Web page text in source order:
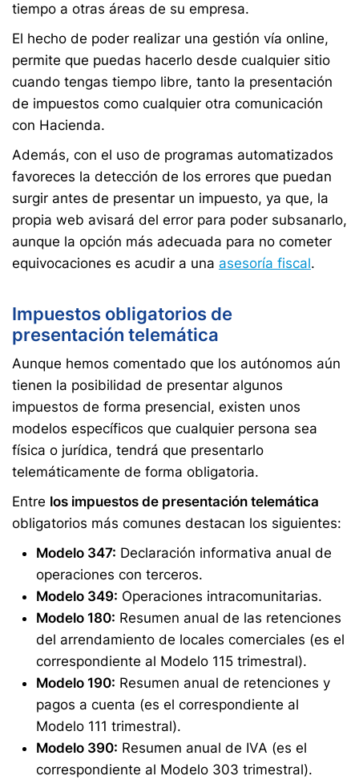
tiempo a otras áreas de su empresa.
El hecho de poder realizar una gestión vía online,
permite que puedas hacerlo desde cualquier sitio
cuando tengas tiempo libre, tanto la presentación
de impuestos como cualquier otra comunicación
con Hacienda.
Además, con el uso de programas automatizados
favoreces la detección de los errores que puedan
surgir antes de presentar un impuesto, ya que, la
propia web avisará del error para poder subsanarlo,
aunque la opción más adecuada para no cometer
equivocaciones es acudir a una asesoría fiscal.
Impuestos obligatorios de
presentación telemática
Aunque hemos comentado que los autónomos aún
tienen la posibilidad de presentar algunos
impuestos de forma presencial, existen unos
modelos específicos que cualquier persona sea
física o jurídica, tendrá que presentarlo
telemáticamente de forma obligatoria.
Entre los impuestos de presentación telemática
obligatorios más comunes destacan los siguientes:
Modelo 347: Declaración informativa anual de
operaciones con terceros.
Modelo 349: Operaciones intracomunitarias.
Modelo 180: Resumen anual de las retenciones
del arrendamiento de locales comerciales (es el
correspondiente al Modelo 115 trimestral).
Modelo 190: Resumen anual de retenciones y
pagos a cuenta (es el correspondiente al
Modelo 111 trimestral).
Modelo 390: Resumen anual de IVA (es el
correspondiente al Modelo 303 trimestral).